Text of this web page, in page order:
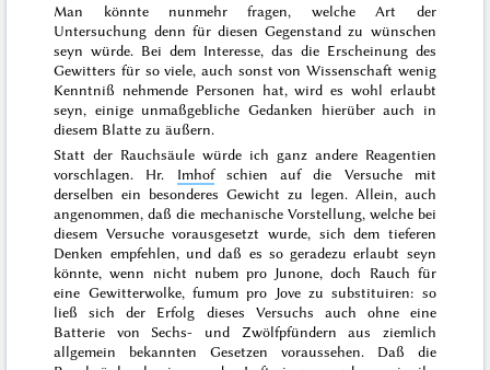
Man könnte nunmehr fragen, welche Art der
Untersuchung denn für diesen Gegenstand zu wünschen
seyn würde. Bei dem Interesse, das die Erscheinung des
Gewitters für so viele, auch sonst von Wissenschaft wenig
Kenntniß nehmende Personen hat, wird es wohl erlaubt
seyn, einige unmaßgebliche Gedanken hierüber auch in
diesem Blatte zu äußern.
Statt der Rauchsäule würde ich ganz andere Reagentien
vorschlagen. Hr. Imhofschien auf die Versuche mit
derselben ein besonderes Gewicht zu legen. Allein, auch
angenommen, daß die mechanische Vorstellung, welche bei
diesem Versuche vorausgesetzt wurde, sich dem tieferen
Denken empfehlen, und daß es so geradezu erlaubt seyn
könnte, wenn nicht nubem pro Junone, doch Rauch für
eine Gewitterwolke, fumum pro Jovezu substituiren: so
ließ sich der Erfolg dieses Versuchs auch ohne eine
Batterie von Sechs- und Zwölfpfündern aus ziemlich
allgemein bekannten Gesetzen voraussehen. Daß die